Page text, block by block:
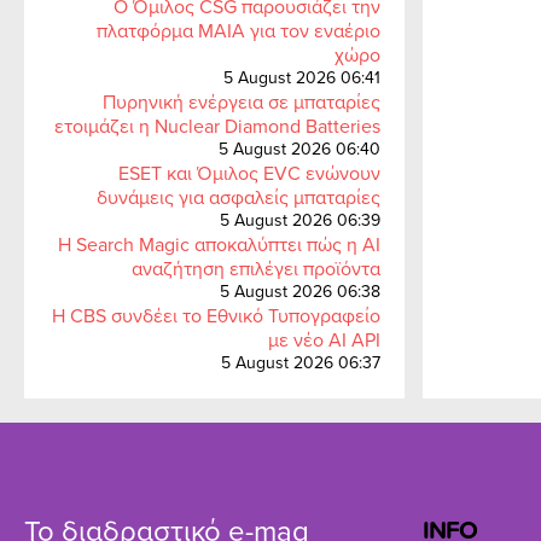
Ο Όμιλος CSG παρουσιάζει την
πλατφόρμα MAIA για τον εναέριο
χώρο
5 August 2026 06:41
Πυρηνική ενέργεια σε μπαταρίες
ετοιμάζει η Nuclear Diamond Batteries
5 August 2026 06:40
ESET και Όμιλος EVC ενώνουν
δυνάμεις για ασφαλείς μπαταρίες
5 August 2026 06:39
Η Search Magic αποκαλύπτει πώς η AI
αναζήτηση επιλέγει προϊόντα
5 August 2026 06:38
Η CBS συνδέει το Εθνικό Τυπογραφείο
με νέο AI API
5 August 2026 06:37
Το διαδραστικό e-mag INFO